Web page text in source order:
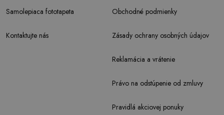
Samolepiaca fototapeta
Kontaktujte nás
Obchodné podmienky
Zásady ochrany osobných údajov
Reklamácia a vrátenie
Právo na odstúpenie od zmluvy
Pravidlá akciovej ponuky